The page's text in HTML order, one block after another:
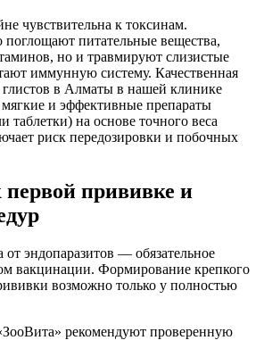
чувствительна к токсинам.
поглощают питательные вещества,
но и травмируют слизистые
иммунную систему. Качественная
глистов в Алматы в нашей клинике
мягкие и эффективные препараты
таблетки) на основе точного веса
риск передозировки и побочных
первой прививке и
эндопаразитов — обязательное
вакцинации. Формирование крепкого
возможно только у полностью
рекомендуют проверенную